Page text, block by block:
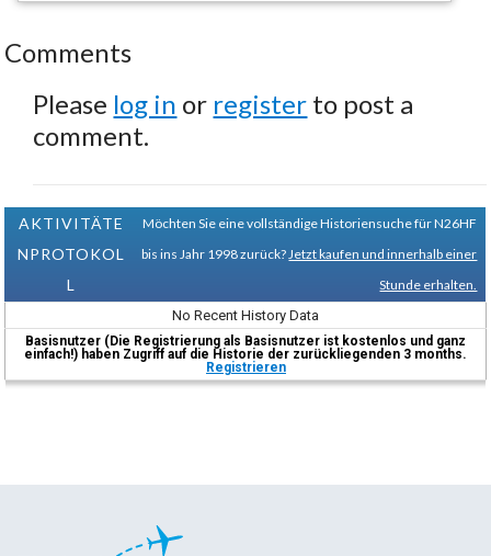
Comments
Please log in or register to post a
comment.
AKTIVITÄTE
NPROTOKOL
L
Möchten Sie eine vollständige Historiensuche für N26HF
bis ins Jahr 1998 zurück? Jetzt kaufen und innerhalb einer
Stunde erhalten.
No Recent History Data
Basisnutzer (Die Registrierung als Basisnutzer ist kostenlos und ganz
einfach!) haben Zugriff auf die Historie der zurückliegenden 3 months.
Registrieren